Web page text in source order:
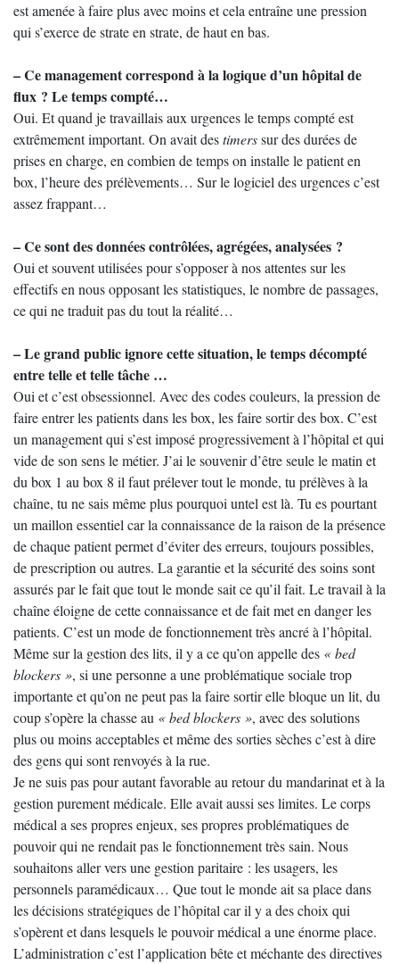
est amenée à faire plus avec moins et cela entraîne une pression
qui s’exerce de strate en strate, de haut en bas.
– Ce management correspond à la logique d’un hôpital de
flux ? Le temps compté…
Oui. Et quand je travaillais aux urgences le temps compté est
extrêmement important. On avait destimerssur des durées de
prises en charge, en combien de temps on installe le patient en
box, l’heure des prélèvements… Sur le logiciel des urgences c’est
assez frappant…
– Ce sont des données contrôlées, agrégées, analysées ?
Oui et souvent utilisées pour s’opposer à nos attentes sur les
effectifs en nous opposant les statistiques, le nombre de passages,
ce qui ne traduit pas du tout la réalité…
– Le grand public ignore cette situation, le temps décompté
entre telle et telle tâche …
Oui et c’est obsessionnel. Avec des codes couleurs, la pression de
faire entrer les patients dans les box, les faire sortir des box. C’est
un management qui s’est imposé progressivement à l’hôpital et qui
vide de son sens le métier. J’ai le souvenir d’être seule le matin et
du box 1 au box 8 il faut prélever tout le monde, tu prélèves à la
chaîne, tu ne sais même plus pourquoi untel est là. Tu es pourtant
un maillon essentiel car la connaissance de la raison de la présence
de chaque patient permet d’éviter des erreurs, toujours possibles,
de prescription ou autres. La garantie et la sécurité des soins sont
assurés par le fait que tout le monde sait ce qu’il fait. Le travail à la
chaîne éloigne de cette connaissance et de fait met en danger les
patients. C’est un mode de fonctionnement très ancré à l’hôpital.
Même sur la gestion des lits, il y a ce qu’on appelle des « bed
blockers », si une personne a une problématique sociale trop
importante et qu’on ne peut pas la faire sortir elle bloque un lit, du
coup s’opère la chasse au « bed blockers », avec des solutions
plus ou moins acceptables et même des sorties sèches c’est à dire
des gens qui sont renvoyés à la rue.
Je ne suis pas pour autant favorable au retour du mandarinat et à la
gestion purement médicale. Elle avait aussi ses limites. Le corps
médical a ses propres enjeux, ses propres problématiques de
pouvoir qui ne rendait pas le fonctionnement très sain. Nous
souhaitons aller vers une gestion paritaire : les usagers, les
personnels paramédicaux… Que tout le monde ait sa place dans
les décisions stratégiques de l’hôpital car il y a des choix qui
s’opèrent et dans lesquels le pouvoir médical a une énorme place.
L’administration c’est l’application bête et méchante des directives